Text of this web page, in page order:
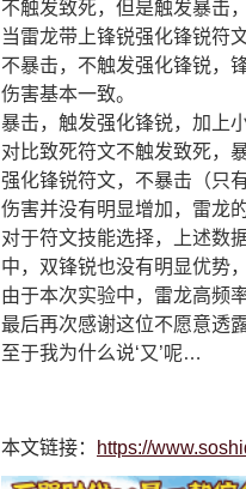
不触发致死，但是触发暴击
当雷龙带上锋锐强化锋锐符文
不暴击，不触发强化锋锐，
伤害基本一致。
暴击，触发强化锋锐，加上
对比致死符文不触发致死，
强化锋锐符文，不暴击（只
伤害并没有明显增加，雷龙
对于符文技能选择，上述数
中，双锋锐也没有明显优势
由于本次实验中，雷龙高频
最后再次感谢这位不愿意透
至于我为什么说‘又’呢…
本文链接： https://